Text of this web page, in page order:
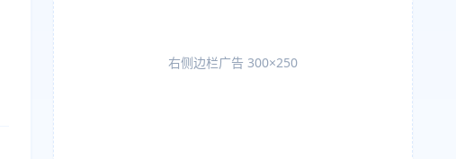
右侧边栏广告 300×250